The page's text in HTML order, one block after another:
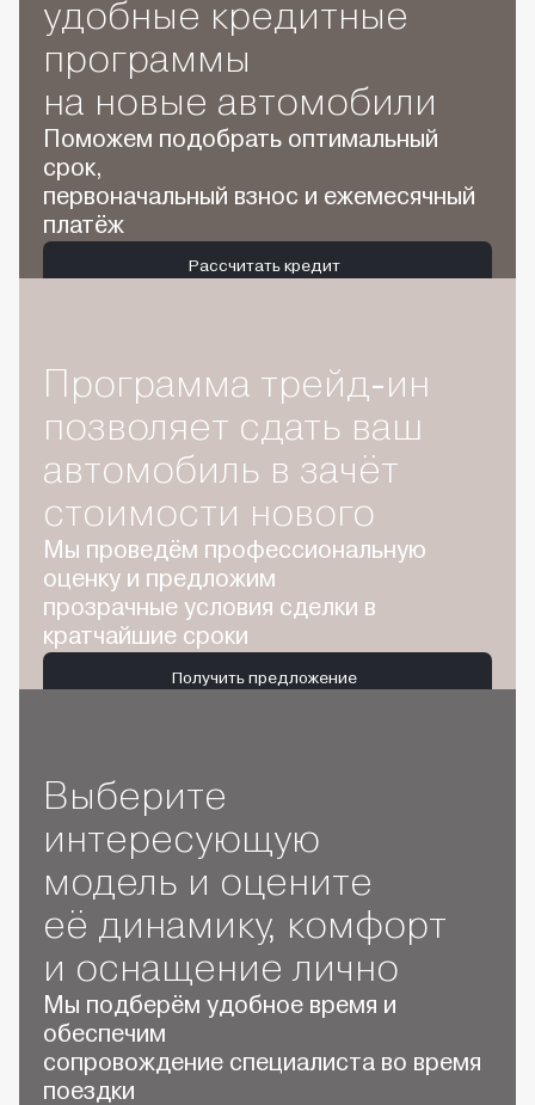
удобные кредитные
программы
на новые автомобили
Поможем подобрать оптимальный
срок,
первоначальный взнос и ежемесячный
платёж
Рассчитать кредит
Программа трейд-ин
позволяет сдать ваш
автомобиль в зачёт
стоимости нового
Мы проведём профессиональную
оценку и предложим
прозрачные условия сделки в
кратчайшие сроки
Получить предложение
Выберите
интересующую
модель и оцените
её динамику, комфорт
и оснащение лично
Мы подберём удобное время и
обеспечим
сопровождение специалиста во время
поездки